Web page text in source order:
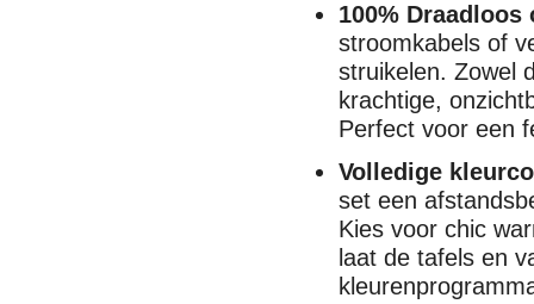
100%
stroomkabels of
struikelen. Zowel
krachtige,
Perfect voor een
Volledige
set een
Kies voor chic
laat de tafels en